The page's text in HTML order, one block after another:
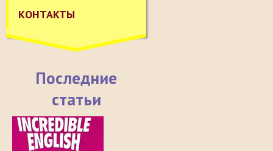
КОНТАКТЫ
Последние
статьи